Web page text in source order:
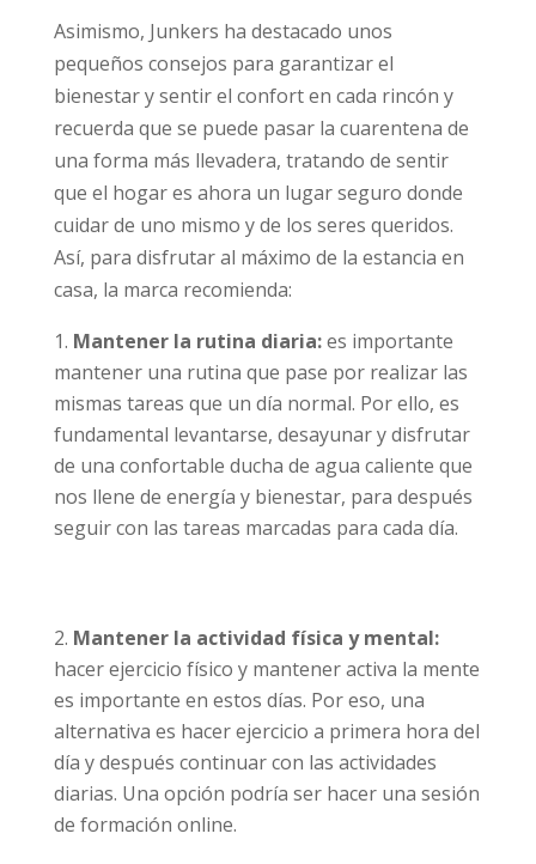
Asimismo, Junkers ha destacado unos
pequeños consejos para garantizar el
bienestar y sentir el confort en cada rincón y
recuerda que se puede pasar la cuarentena de
una forma más llevadera, tratando de sentir
que el hogar es ahora un lugar seguro donde
cuidar de uno mismo y de los seres queridos.
Así, para disfrutar al máximo de la estancia en
casa, la marca recomienda:
Mantener la rutina diaria:es importante
mantener una rutina que pase por realizar las
mismas tareas que un día normal. Por ello, es
fundamental levantarse, desayunar y disfrutar
de una confortable ducha de agua caliente que
nos llene de energía y bienestar, para después
seguir con las tareas marcadas para cada día.
Mantener la actividad física y mental:
hacer ejercicio físico y mantener activa la mente
es importante en estos días. Por eso, una
alternativa es hacer ejercicio a primera hora del
día y después continuar con las actividades
diarias. Una opción podría ser hacer una sesión
de formación online.